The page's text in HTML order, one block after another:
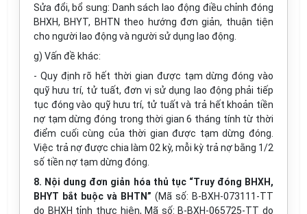
Sửa đổi, bổ sung: Danh sách lao động điều chỉnh đóng
BHXH, BHYT, BHTN theo hướng đơn giản, thuận tiện
cho người lao động và người sử dụng lao động.
g) Vấn đề khác:
- Quy định rõ hết thời gian được tạm dừng đóng vào
quỹ hưu trí, tử tuất, đơn vị sử dụng lao động phải tiếp
tục đóng vào quỹ hưu trí, tử tuất và trả hết khoản tiền
nợ tạm dừng đóng trong thời gian 6 tháng tính từ thời
điểm cuối cùng của thời gian được tạm dừng đóng.
Việc trả nợ được chia làm 02 kỳ, mỗi kỳ trả nợ bằng 1/2
số tiền nợ tạm dừng đóng.
8. Nội dung đơn giản hóa thủ tục “Truy đóng BHXH,
BHYT bắt buộc và BHTN” (Mã số: B-BXH-073111-TT
do BHXH tỉnh thực hiện, Mã số: B-BXH-065725-TT do